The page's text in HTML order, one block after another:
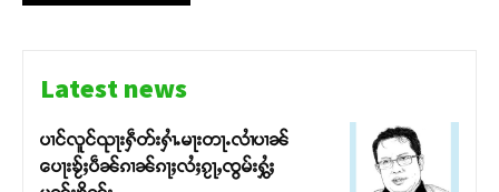
Latest news
ပၢင်လူင်ၺႃးႁဵတ်းႁၢႆႉမႃးတႃႉလၢႆပၢၼ် ​​
ပေႃးၶႂ်ႈပဵၼ်ၵၢၼ်ၵႃႈလႆႈၵႂႃႇၸွမ်းႁွႆႈ